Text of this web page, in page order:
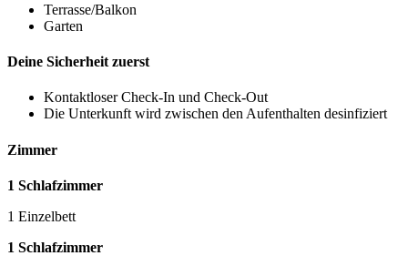
Terrasse/Balkon
Garten
Deine Sicherheit zuerst
Kontaktloser Check-In und Check-Out
Die Unterkunft wird zwischen den Aufenthalten desinfiziert
Zimmer
1 Schlafzimmer
1 Einzelbett
1 Schlafzimmer